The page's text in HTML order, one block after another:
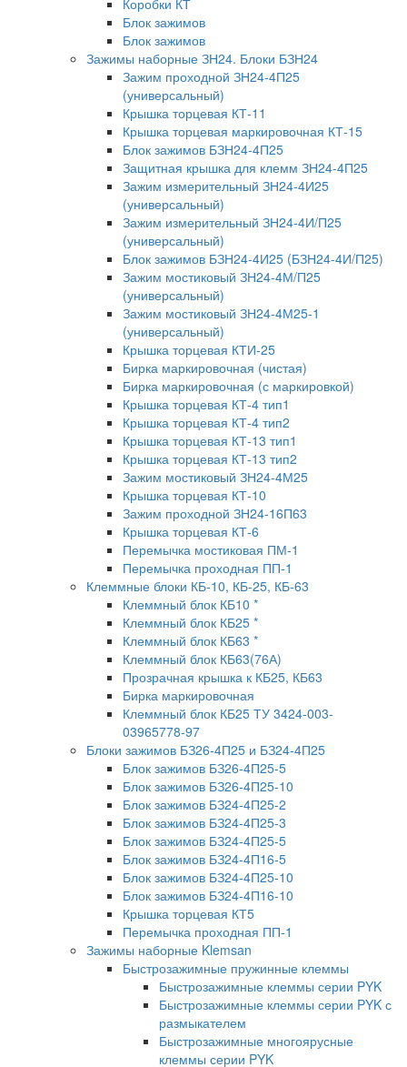
Блок зажимов
Блок зажимов
Зажимы наборные ЗН24. Блоки БЗН24
Зажим проходной ЗН24-4П25
(универсальный)
Крышка торцевая КТ-11
Крышка торцевая маркировочная КТ-15
Блок зажимов БЗН24-4П25
Защитная крышка для клемм ЗН24-4П25
Зажим измерительный ЗН24-4И25
(универсальный)
Зажим измерительный ЗН24-4И/П25
(универсальный)
Блок зажимов БЗН24-4И25 (БЗН24-4И/П25)
Зажим мостиковый ЗН24-4М/П25
(универсальный)
Зажим мостиковый ЗН24-4М25-1
(универсальный)
Крышка торцевая КТИ-25
Бирка маркировочная (чистая)
Бирка маркировочная (с маркировкой)
Крышка торцевая КТ-4 тип1
Крышка торцевая КТ-4 тип2
Крышка торцевая КТ-13 тип1
Крышка торцевая КТ-13 тип2
Зажим мостиковый ЗН24-4М25
Крышка торцевая КТ-10
Зажим проходной ЗН24-16П63
Крышка торцевая КТ-6
Перемычка мостиковая ПМ-1
Перемычка проходная ПП-1
Клеммные блоки КБ-10, КБ-25, КБ-63
Клеммный блок КБ10 *
Клеммный блок КБ25 *
Клеммный блок КБ63 *
Клеммный блок КБ63(76А)
Прозрачная крышка к КБ25, КБ63
Бирка маркировочная
Клеммный блок КБ25 ТУ 3424-003-
03965778-97
Блоки зажимов БЗ26-4П25 и БЗ24-4П25
Блок зажимов БЗ26-4П25-5
Блок зажимов БЗ26-4П25-10
Блок зажимов БЗ24-4П25-2
Блок зажимов БЗ24-4П25-3
Блок зажимов БЗ24-4П25-5
Блок зажимов БЗ24-4П16-5
Блок зажимов БЗ24-4П25-10
Блок зажимов БЗ24-4П16-10
Крышка торцевая КТ5
Перемычка проходная ПП-1
Зажимы наборные Klemsan
Быстрозажимные пружинные клеммы
Быстрозажимные клеммы серии PYK
Быстрозажимные клеммы серии PYK с
размыкателем
Быстрозажимные многоярусные
клеммы серии PYK